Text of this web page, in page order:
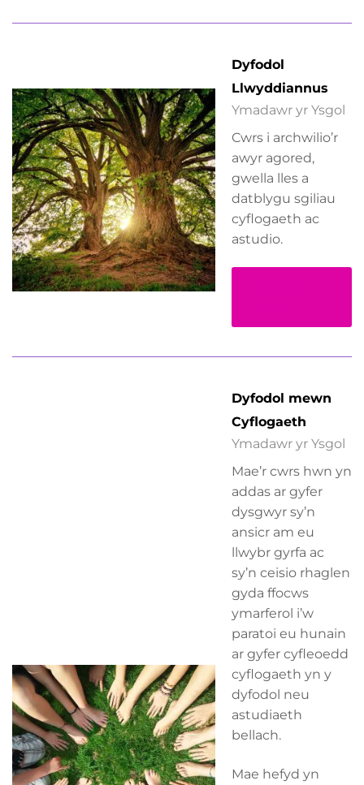
Dyfodol
Llwyddiannus
Ymadawr yr Ysgol
Cwrs i archwilio’r
awyr agored,
gwella lles a
datblygu sgiliau
cyflogaeth ac
astudio.
Dyfodol mewn
Cyflogaeth
Ymadawr yr Ysgol
Mae’r cwrs hwn yn
addas ar gyfer
dysgwyr sy’n
ansicr am eu
llwybr gyrfa ac
sy’n ceisio rhaglen
gyda ffocws
ymarferol i’w
paratoi eu hunain
ar gyfer cyfleoedd
cyflogaeth yn y
dyfodol neu
astudiaeth
bellach.
Mae hefyd yn